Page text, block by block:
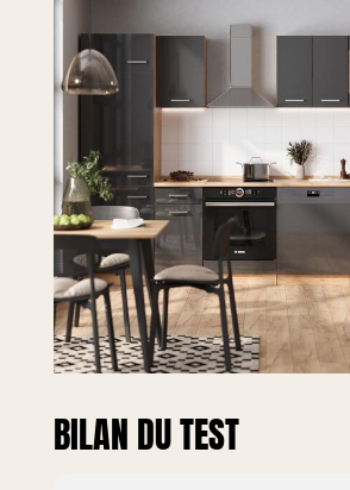
BILAN DU TEST